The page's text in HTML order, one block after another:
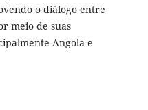
o diálogo entre
meio de suas
Angola e